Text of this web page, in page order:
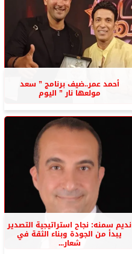
أحمد عمر..ضيف برنامج ” سعد
مولعها نار ” اليوم
نديم سمنه: نجاح استراتيجية التصدير
يبدأ من الجودة وبناء الثقة في
شعار...